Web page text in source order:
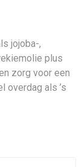
jojoba-,
plus
zorg voor een
overdag als ’s